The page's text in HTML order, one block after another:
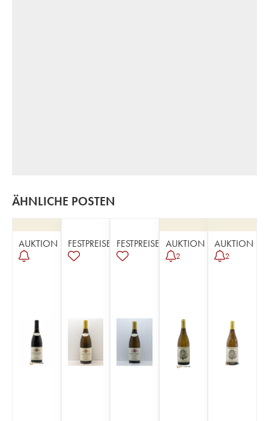
ÄHNLICHE POSTEN
AUKTION FESTPREISE FESTPREISE AUKTION
2
AUKTION
2